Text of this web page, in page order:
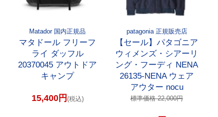
Matador 国内正規品
マタドール フリーフ
ライ ダッフル
20370045 アウトドア
キャンプ
15,400円 (税込)
patagonia 正規販売店
【セール】パタゴニア
ウィメンズ・シアーリ
ング・フーディ NENA
26135-NENA ウェア
アウター nocu
標準価格 22,000円